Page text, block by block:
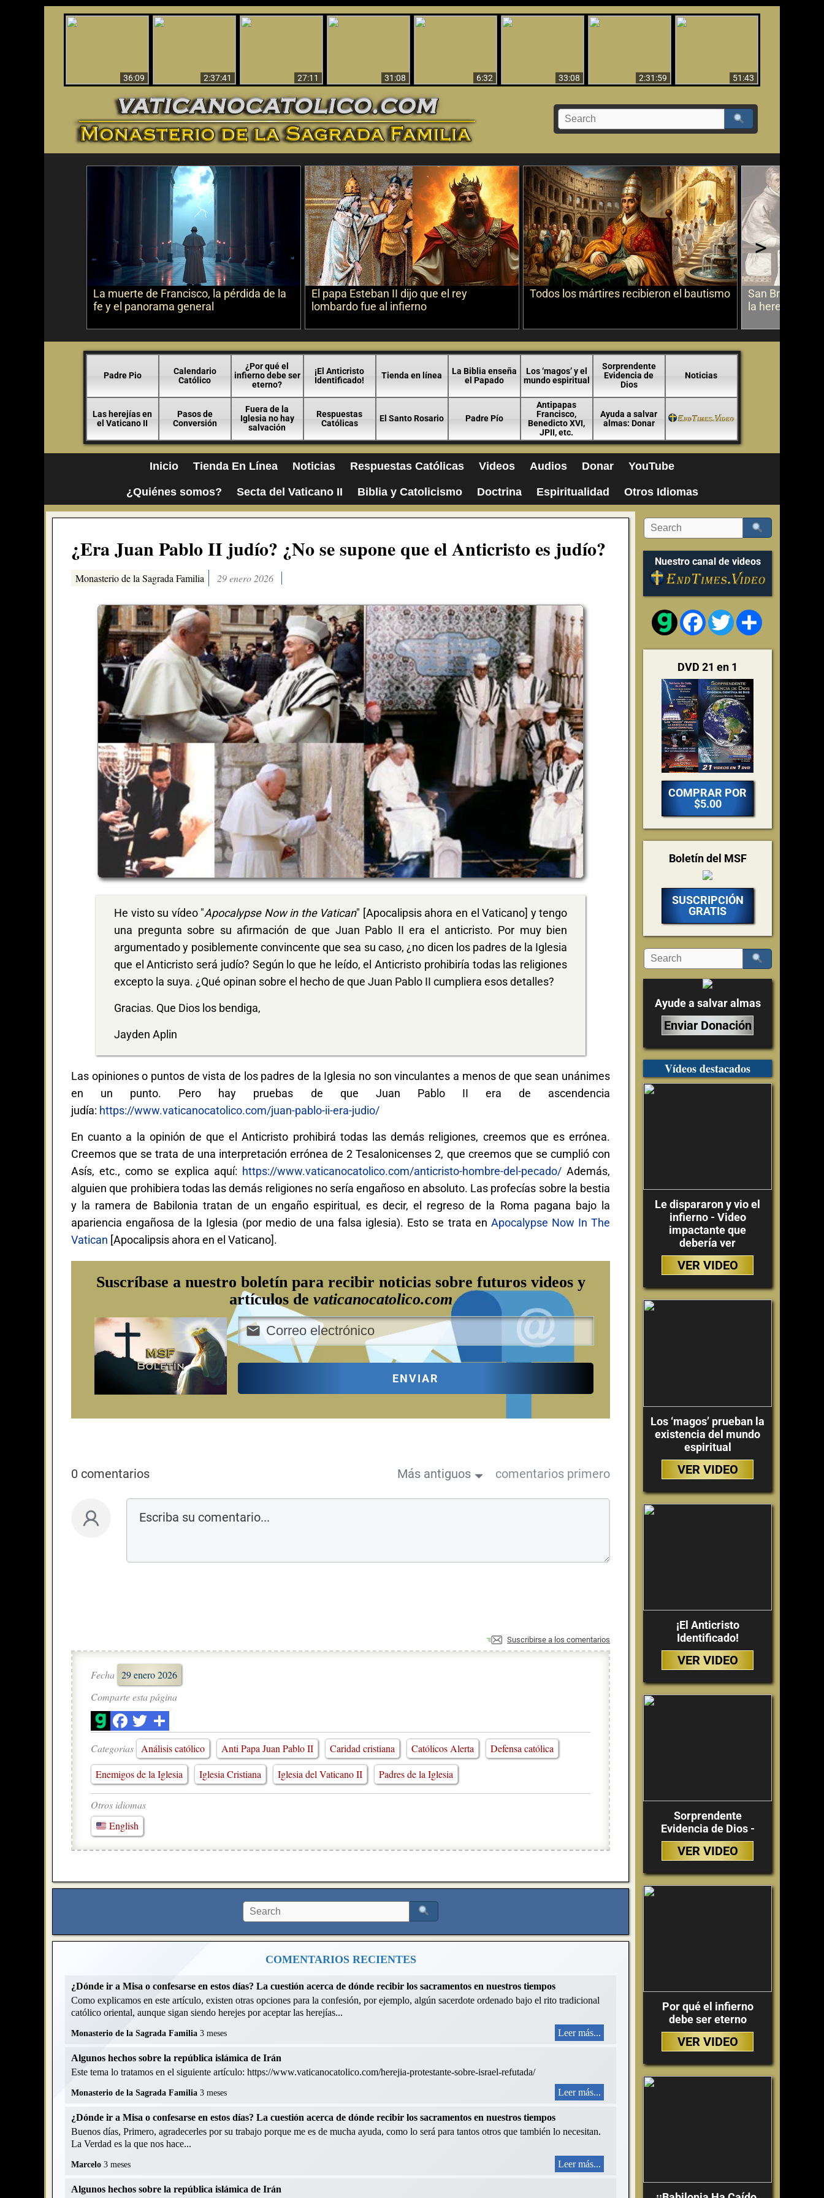
36:09
2:37:41
27:11
31:08 6:32 33:08 2:31:59
51:43
La muerte de Francisco, la pérdida de la
fe y el panorama general
El papa Esteban II dijo que el rey
lombardo fue al infierno
Todos los mártires recibieron el bautismo
San Bruno
la herejía
>
Padre Pio
Calendario
Católico
¿Por qué el
infierno debe ser
eterno?
¡El Anticristo
Identificado!
Tienda en línea
La Biblia enseña
el Papado
Los ‘magos’ y el
mundo espiritual
Sorprendente
Evidencia de
Dios
Noticias
Las herejías en
el Vaticano II
Pasos de
Conversión
Fuera de la
Iglesia no hay
salvación
Respuestas
Católicas
El Santo Rosario Padre Pío
Antipapas
Francisco,
Benedicto XVI,
JPII, etc.
Ayuda a salvar
almas: Donar
Inicio Tienda En Línea Noticias Respuestas Católicas Videos Audios Donar YouTube
¿Quiénes somos? Secta del Vaticano II Biblia y Catolicismo Doctrina Espiritualidad Otros Idiomas
¿Era Juan Pablo II judío? ¿No se supone que el Anticristo es judío?
Monasterio de la Sagrada Familia 29 enero 2026
He visto su vídeo "Apocalypse Now in the Vatican" [Apocalipsis ahora en el Vaticano] y tengo
una pregunta sobre su afirmación de que Juan Pablo II era el anticristo. Por muy bien
argumentado y posiblemente convincente que sea su caso, ¿no dicen los padres de la Iglesia
que el Anticristo será judío? Según lo que he leído, el Anticristo prohibiría todas las religiones
excepto la suya. ¿Qué opinan sobre el hecho de que Juan Pablo II cumpliera esos detalles?
Gracias. Que Dios los bendiga,
Jayden Aplin
Las opiniones o puntos de vista de los padres de la Iglesia no son vinculantes a menos de que sean unánimes
en un punto. Pero hay pruebas de que Juan Pablo II era de ascendencia
judía: https://www.vaticanocatolico.com/juan-pablo-ii-era-judio/
En cuanto a la opinión de que el Anticristo prohibirá todas las demás religiones, creemos que es errónea.
Creemos que se trata de una interpretación errónea de 2 Tesalonicenses 2, que creemos que se cumplió con
Asís, etc., como se explica aquí: https://www.vaticanocatolico.com/anticristo-hombre-del-pecado/ Además,
alguien que prohibiera todas las demás religiones no sería engañoso en absoluto. Las profecías sobre la bestia
y la ramera de Babilonia tratan de un engaño espiritual, es decir, el regreso de la Roma pagana bajo la
apariencia engañosa de la Iglesia (por medio de una falsa iglesia). Esto se trata en Apocalypse Now In The
Vatican [Apocalipsis ahora en el Vaticano].
Suscríbase a nuestro boletín para recibir noticias sobre futuros videos y
artículos de vaticanocatolico.com
ENVIAR
0 comentarios Más antiguos comentarios primero
Suscribirse a los comentarios
Fecha 29 enero 2026
Comparte esta página
Categorias Análisis católico Anti Papa Juan Pablo II Caridad cristiana Católicos Alerta
Defensa católica
Enemigos de la Iglesia
Iglesia Cristiana Iglesia del Vaticano II Padres de la Iglesia
Otros idiomas
English
COMENTARIOS RECIENTES
¿Dónde ir a Misa o confesarse en estos días? La cuestión acerca de dónde recibir los sacramentos en nuestros tiempos
Como explicamos en este artículo, existen otras opciones para la confesión, por ejemplo, algún sacerdote ordenado bajo el rito tradicional
católico oriental, aunque sigan siendo herejes por aceptar las herejías...
Monasterio de la Sagrada Familia 3 meses Leer más...
Algunos hechos sobre la república islámica de Irán
Este tema lo tratamos en el siguiente artículo: https://www.vaticanocatolico.com/herejia-protestante-sobre-israel-refutada/
Monasterio de la Sagrada Familia 3 meses Leer más...
¿Dónde ir a Misa o confesarse en estos días? La cuestión acerca de dónde recibir los sacramentos en nuestros tiempos
Buenos días, Primero, agradecerles por su trabajo porque me es de mucha ayuda, como lo será para tantos otros que también lo necesitan.
La Verdad es la que nos hace...
Marcelo 3 meses Leer más...
Algunos hechos sobre la república islámica de Irán
Nuestro canal de videos
FacebookTwitter
DVD 21 en 1
COMPRAR POR
$5.00
Boletín del MSF
SUSCRIPCIÓN
GRATIS
Ayude a salvar almas
Enviar Donación
Vídeos destacados
Le dispararon y vio el
infierno - Video
impactante que
debería ver
VER VIDEO
Los ‘magos’ prueban la
existencia del mundo
espiritual
VER VIDEO
¡El Anticristo
Identificado!
VER VIDEO
Sorprendente
Evidencia de Dios -
VER VIDEO
Por qué el infierno
debe ser eterno
VER VIDEO